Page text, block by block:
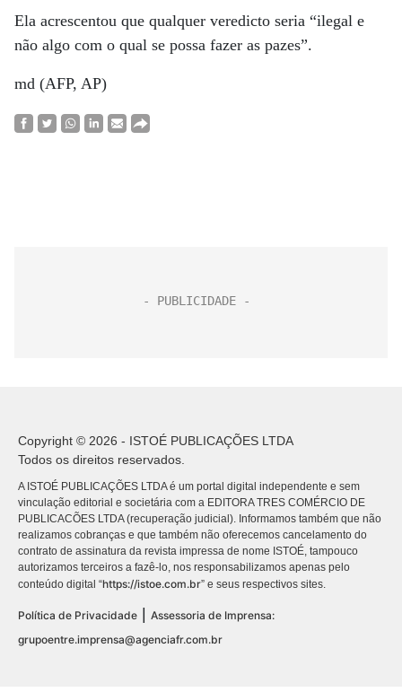
Ela acrescentou que qualquer veredicto seria “ilegal e
não algo com o qual se possa fazer as pazes”.
md (AFP, AP)
Copyright © 2026 - ISTOÉ PUBLICAÇÕES LTDA
Todos os direitos reservados.
A ISTOÉ PUBLICAÇÕES LTDA é um portal digital independente e sem
vinculação editorial e societária com a EDITORA TRES COMÉRCIO DE
PUBLICACÕES LTDA (recuperação judicial). Informamos também que não
realizamos cobranças e que também não oferecemos cancelamento do
contrato de assinatura da revista impressa de nome ISTOÉ, tampouco
autorizamos terceiros a fazê-lo, nos responsabilizamos apenas pelo
conteúdo digital “https://istoe.com.br” e seus respectivos sites.
Política de Privacidade
Assessoria de Imprensa:
grupoentre.imprensa@agenciafr.com.br